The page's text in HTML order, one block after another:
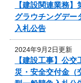
【建設関連業務
グラウチングデー
入札公告
2024年9月2日更新
【建設工事】公
災・安全交付金（